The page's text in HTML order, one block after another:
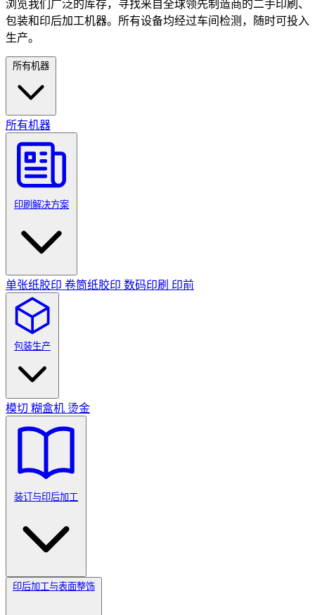
浏览我们广泛的库存，寻找来自全球领先制造商的二手印刷、
包装和印后加工机器。所有设备均经过车间检测，随时可投入
生产。
所有机器
所有机器
印刷解决方案
单张纸胶印 卷筒纸胶印 数码印刷 印前
包装生产
模切 糊盒机 烫金
装订与印后加工
印后加工与表面整饰